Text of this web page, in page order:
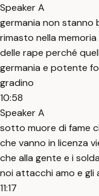
Speaker A
germania non stanno
rimasto nella
delle rape perché
germania e potente
gradino
10:58
Speaker A
sotto muore di fame
che vanno in licenza
che alla gente e i
noi attacchi amo e
11:17